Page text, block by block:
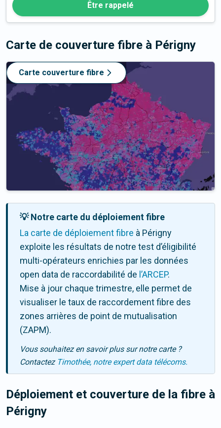
Être rappelé
Carte de couverture fibre à Périgny
Carte couverture fibre
💡 Notre carte du déploiement fibre
La carte de déploiement fibre à Périgny
exploite les résultats de notre test d’éligibilité
multi-opérateurs enrichies par les données
open data de raccordabilité de l’ARCEP.
Mise à jour chaque trimestre, elle permet de
visualiser le taux de raccordement fibre des
zones arrières de point de mutualisation
(ZAPM).
Vous souhaitez en savoir plus sur notre carte ?
Contactez Timothée, notre expert data télécoms.
Déploiement et couverture de la fibre à
Périgny